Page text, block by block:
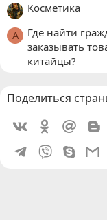
Косметика
A
Где найти
заказывать
китайцы?
Поделиться
Vkontakte Mail.ru
Telegram
Viber Skype